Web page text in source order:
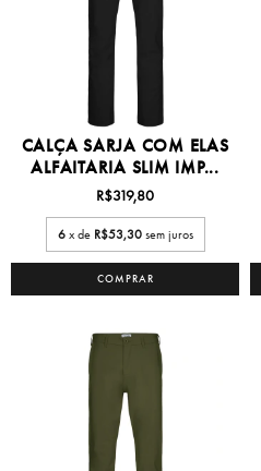
CALÇA SARJA COM ELAS
ALFAITARIA SLIM IMP...
R$319,80
6 x de R$53,30 sem juros
COMPRAR